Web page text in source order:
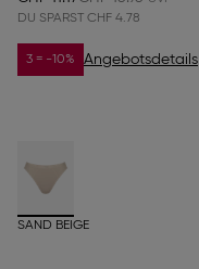
DU SPARST CHF 4.78
3 = -10% Angebotsdetails
SAND BEIGE